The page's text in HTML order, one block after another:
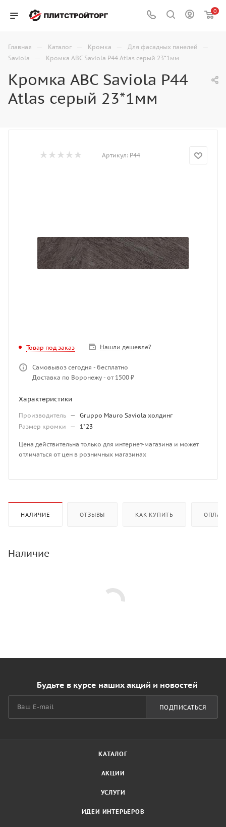
0
Главная — Каталог — Кромка — Для фасадных панелей —
Saviola — Кромка ABC Saviola P44 Atlas серый 23*1мм
Кромка ABC Saviola P44
Atlas серый 23*1мм
Артикул: P44
Товар под заказ Нашли дешевле?
Самовывоз сегодня - бесплатно
Доставка по Воронежу - от 1500 ₽
Характеристики
Производитель — Gruppo Mauro Saviola холдинг
Размер кромки
— 1*23
Цена действительна только для интернет-магазина и может
отличаться от цен в розничных магазинах
НАЛИЧИЕ ОТЗЫВЫ КАК КУПИТЬ
Наличие
Будьте в курсе наших акций и новостей
ПОДПИСАТЬСЯ
КАТАЛОГ
АКЦИИ
УСЛУГИ
ИДЕИ ИНТЕРЬЕРОВ